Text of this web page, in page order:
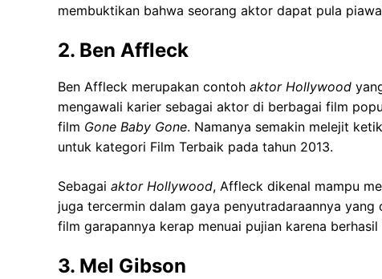
membuktikan bahwa seorang aktor dapat pula
2. Ben Affleck
Ben Affleck merupakan contoh aktor Hollywood
mengawali karier sebagai aktor di berbagai film
film Gone Baby Gone. Namanya semakin melejit
untuk kategori Film Terbaik pada tahun 2013.
Sebagai aktor Hollywood, Affleck dikenal mampu
juga tercermin dalam gaya penyutradaraannya
film garapannya kerap menuai pujian karena
3. Mel Gibson